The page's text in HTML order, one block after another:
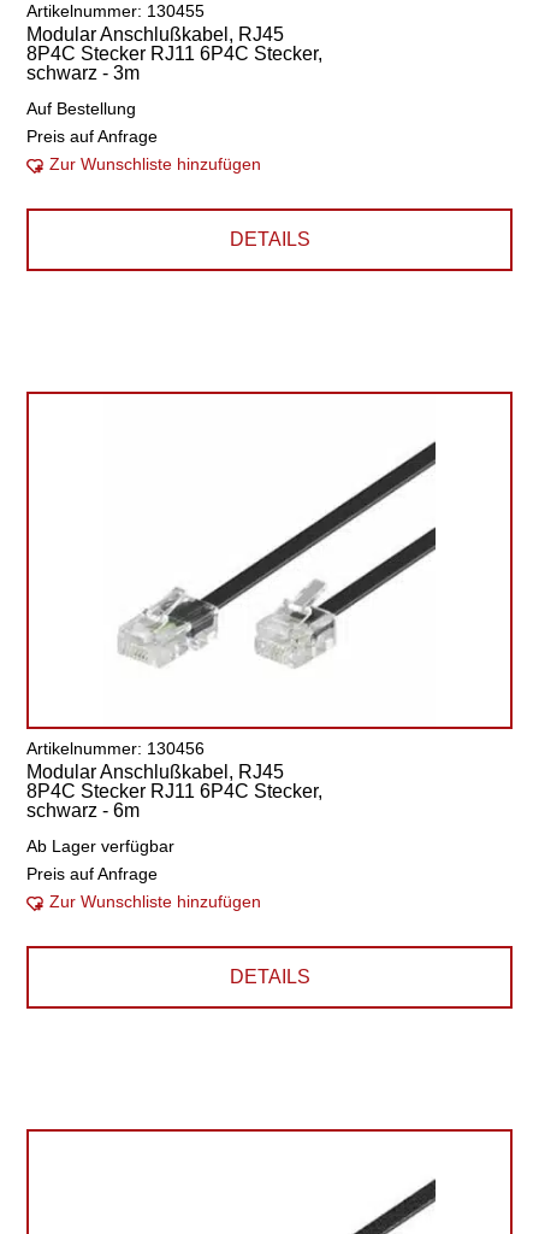
Artikelnummer: 130455
Modular Anschlußkabel, RJ45
8P4C Stecker RJ11 6P4C Stecker,
schwarz - 3m
Auf Bestellung
Preis auf Anfrage
Zur Wunschliste hinzufügen
DETAILS
Artikelnummer: 130456
Modular Anschlußkabel, RJ45
8P4C Stecker RJ11 6P4C Stecker,
schwarz - 6m
Ab Lager verfügbar
Preis auf Anfrage
Zur Wunschliste hinzufügen
DETAILS